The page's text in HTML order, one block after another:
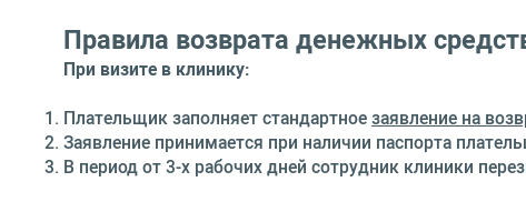
Правила возврата денежных
При визите в клинику:
Плательщик заполняет стандартноезаявление на
Заявление принимается при наличии паспорта
В период от 3-х рабочих дней сотрудник клиники